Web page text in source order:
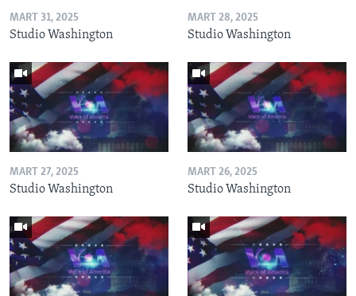
MART 31, 2025
Studio Washington
MART 28, 2025
Studio Washington
MART 27, 2025
Studio Washington
MART 26, 2025
Studio Washington